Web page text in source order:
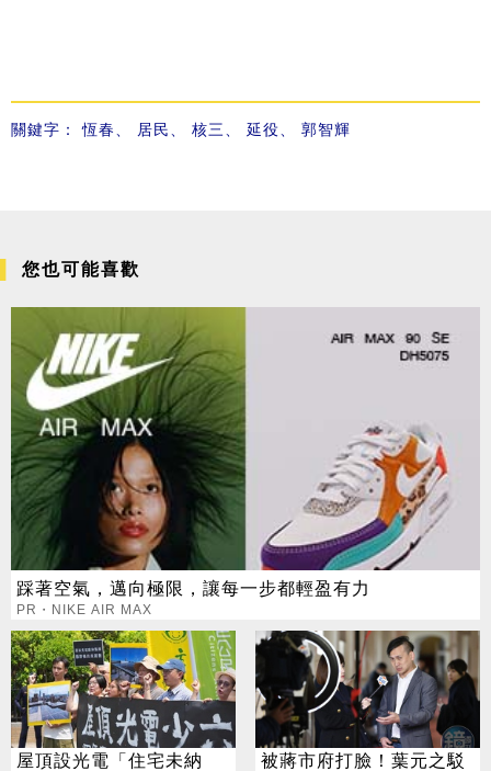
關鍵字：恆春、 居民、 核三、 延役、 郭智輝
您也可能喜歡
踩著空氣，邁向極限，讓每一步都輕盈有力
PR・NIKE AIR MAX
屋頂設光電「住宅未納
被蔣市府打臉！葉元之駁